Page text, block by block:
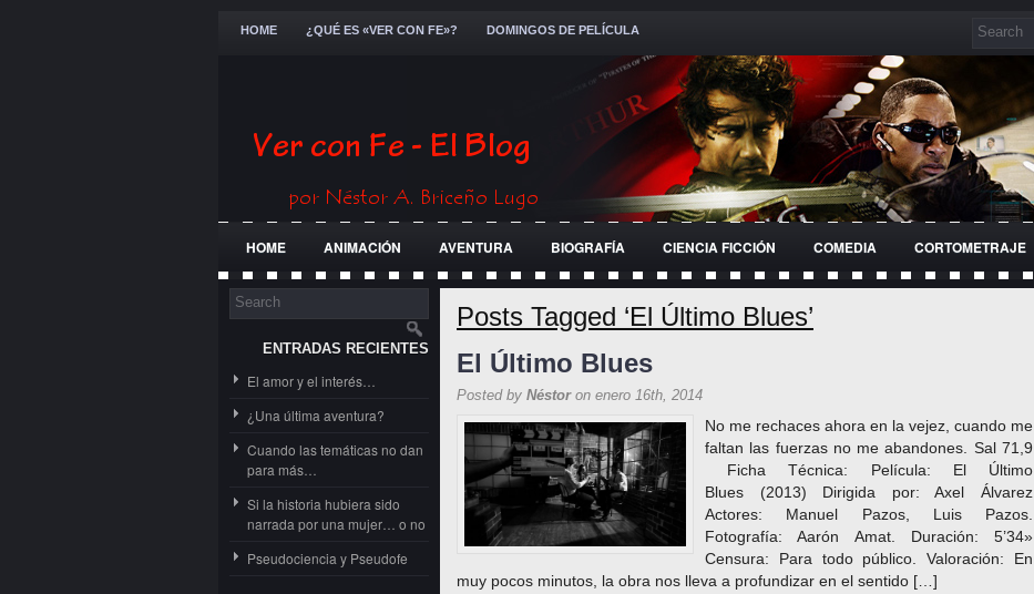
HOME ¿QUÉ ES «VER CON FE»? DOMINGOS DE PELÍCULA
HOME ANIMACIÓN AVENTURA BIOGRAFÍA CIENCIA FICCIÓN COMEDIA CORTOMETRAJE
FESTIVALES
ENTRADAS RECIENTES
El amor y el interés…
¿Una última aventura?
Cuando las temáticas no dan
para más…
Si la historia hubiera sido
narrada por una mujer… o no
Pseudociencia y Pseudofe
Posts Tagged ‘El Último Blues’
El Último Blues
Posted by Néstoron enero 16th, 2014
No me rechaces ahora en la vejez, cuando me
faltan las fuerzas no me abandones. Sal 71,9
Ficha Técnica: Película: El Último
Blues (2013) Dirigida por: Axel Álvarez
Actores: Manuel Pazos, Luis Pazos.
Fotografía: Aarón Amat. Duración: 5’34»
Censura: Para todo público. Valoración: En
muy pocos minutos, la obra nos lleva a profundizar en el sentido […]